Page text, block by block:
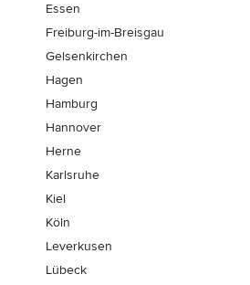
Essen
Freiburg-im-Breisgau
Gelsenkirchen
Hagen
Hamburg
Hannover
Herne
Karlsruhe
Kiel
Köln
Leverkusen
Lübeck